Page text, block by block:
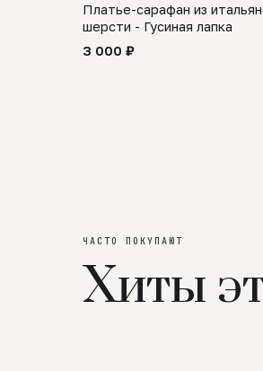
SALE
Платье-сарафан из
шерсти - Гусиная лапка
3 000 ₽
ЧАСТО ПОКУПАЮТ
Хиты